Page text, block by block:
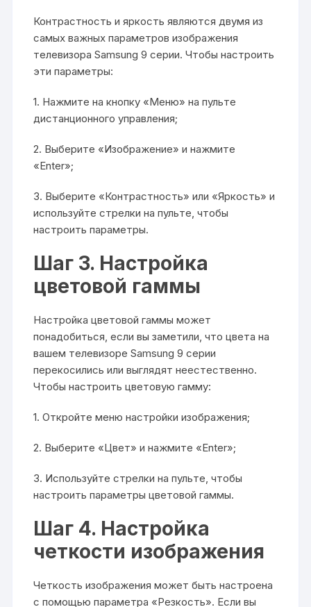
Контрастность и яркость являются двумя из
самых важных параметров изображения
телевизора Samsung 9 серии. Чтобы настроить
эти параметры:
1. Нажмите на кнопку «Меню» на пульте
дистанционного управления;
2. Выберите «Изображение» и нажмите
«Enter»;
3. Выберите «Контрастность» или «Яркость» и
используйте стрелки на пульте, чтобы
настроить параметры.
Шаг 3. Настройка
цветовой гаммы
Настройка цветовой гаммы может
понадобиться, если вы заметили, что цвета на
вашем телевизоре Samsung 9 серии
перекосились или выглядят неестественно.
Чтобы настроить цветовую гамму:
1. Откройте меню настройки изображения;
2. Выберите «Цвет» и нажмите «Enter»;
3. Используйте стрелки на пульте, чтобы
настроить параметры цветовой гаммы.
Шаг 4. Настройка
четкости изображения
Четкость изображения может быть настроена
с помощью параметра «Резкость». Если вы